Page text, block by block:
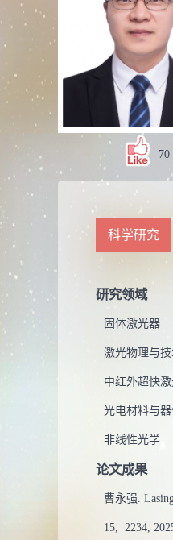
70
科学研究
研究领域
固体激光器
激光物理与
中红外超快
光电材料与
非线性光学
论文成果
曹永强.
15, 2234,